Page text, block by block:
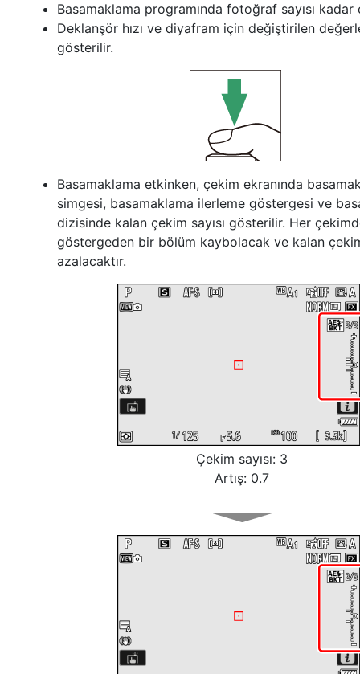
Basamaklama programında fotoğraf sayısı kadar
Deklanşör hızı ve diyafram için değiştirilen
gösterilir.
Basamaklama etkinken, çekim ekranında
simgesi, basamaklama ilerleme göstergesi ve
dizisinde kalan çekim sayısı gösterilir. Her
göstergeden bir bölüm kaybolacak ve kalan
azalacaktır.
Çekim sayısı: 3
Artış: 0.7